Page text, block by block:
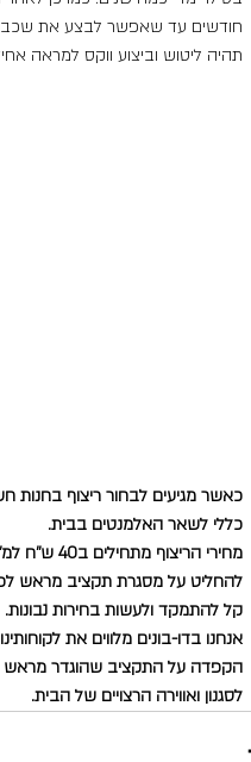
חודשים עד שאפשר לבצע את
תהיה ליטוש וביצוע ווקס למראה
כאשר מגיעים לבחור ריצוף בחנות
כללי לשאר האלמנטים בבית.
מחירי
להחליט על מסגרת תקציב מראש
קל להתמקד ולעשות בחירות נבונות.
אנחנו בדו-בונים מלווים את
הקפדה על התקציב שהוגדר מראש
לסגנון ואווירה הרצויים של הבית.